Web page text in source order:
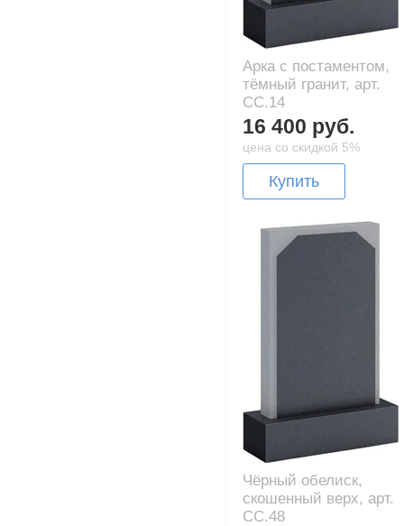
Арка с постаментом,
тёмный гранит, арт.
CC.14
16 400 руб.
цена со скидкой 5%
Купить
Чёрный обелиск,
скошенный верх, арт.
CC.48